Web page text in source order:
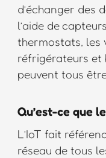
d’échanger des
l’aide de
thermostats, les
réfrigérateurs et
peuvent tous
Qu’est-ce que
L’IoT fait
réseau de tous